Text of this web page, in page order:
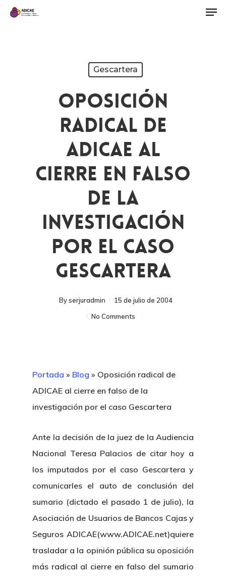
Gescartera
Oposición
Radical De
ADICAE Al
Cierre En Falso
De La
Investigación
Por El Caso
Gescartera
Byserjuradmin
15 de julio de 2004
No Comments
Portada » Blog » Oposición radical de
ADICAE al cierre en falso de la
investigación por el caso Gescartera
Ante la decisión de la juez de la Audiencia
Nacional Teresa Palacios de citar hoy a
los imputados por el caso Gescartera y
comunicarles el auto de conclusión del
sumario (dictado el pasado 1 de julio), la
Asociación de Usuarios de Bancos Cajas y
Seguros ADICAE(www.ADICAE.net)quiere
trasladar a la opinión pública su oposición
más radical al cierre en falso del sumario